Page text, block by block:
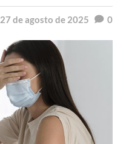
27 de agosto de 2025 0